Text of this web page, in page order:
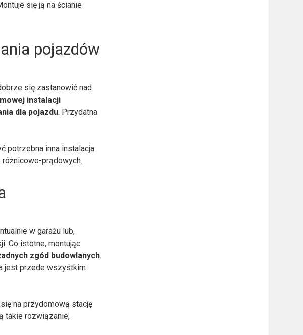
się ją na ścianie
pojazdów
się zastanowić nad
instalacji
dla pojazdu. Przydatna
potrzebna inna instalacja
prądowych.
w garażu lub,
Co istotne, montując
zgód budowlanych.
jest przede wszystkim
na przydomową stację
takie rozwiązanie,